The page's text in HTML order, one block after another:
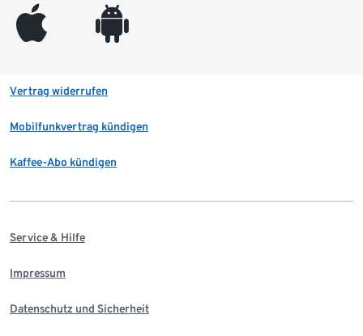
appleinc android
Vertrag widerrufen
Mobilfunkvertrag kündigen
Kaffee-Abo kündigen
Service & Hilfe
Impressum
Datenschutz und Sicherheit